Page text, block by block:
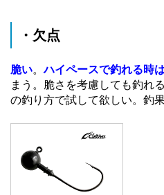
・欠点
脆い。ハイペースで釣れる時
まう。脆さを考慮しても釣れ
の釣り方で試して欲しい。釣